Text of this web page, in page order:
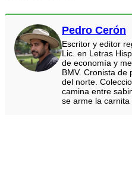
Pedro Cerón
Escritor y editor
Lic. en Letras
de economía y
BMV. Cronista de
del norte.
camina entre
se arme la carnita